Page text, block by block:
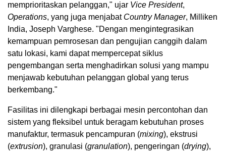
memprioritaskan pelanggan," ujar Vice President,
Operations, yang juga menjabat Country Manager, Milliken
India, Joseph Varghese. "Dengan mengintegrasikan
kemampuan pemrosesan dan pengujian canggih dalam
satu lokasi, kami dapat mempercepat siklus
pengembangan serta menghadirkan solusi yang mampu
menjawab kebutuhan pelanggan global yang terus
berkembang."
Fasilitas ini dilengkapi berbagai mesin percontohan dan
sistem yang fleksibel untuk beragam kebutuhan proses
manufaktur, termasuk pencampuran (mixing), ekstrusi
(extrusion), granulasi (granulation), pengeringan (drying),